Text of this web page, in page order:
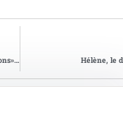
Maria et Joseph, «Justes parmi les nations», se font une place Hélène, le